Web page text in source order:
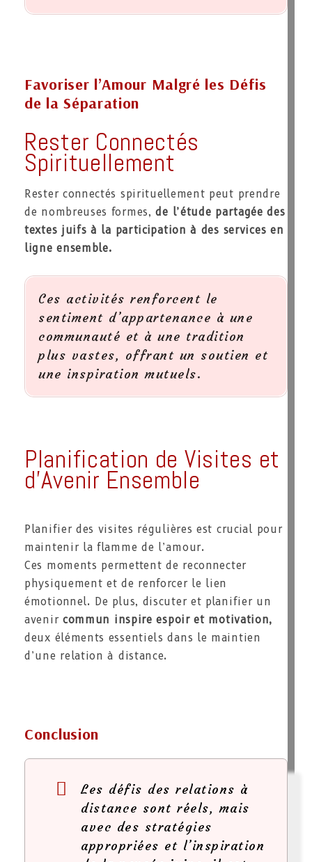
Favoriser l’Amour Malgré les Défis
de la Séparation
Rester Connectés
Spirituellement
Rester connectés spirituellement peut prendre
de nombreuses formes,de l’étude partagée des
textes juifs à la participation à des services en
ligne ensemble.
Ces activités renforcent le
sentiment d’appartenance à une
communauté et à une tradition
plus vastes, offrant un soutien et
une inspiration mutuels.
Planification de Visites et
d’Avenir Ensemble
Planifier des visites régulières est crucial pour
maintenir la flamme de l’amour.
Ces moments permettent de reconnecter
physiquement et de renforcer le lien
émotionnel. De plus, discuter et planifier un
avenir commun inspire espoir et motivation,
deux éléments essentiels dans le maintien
d’une relation à distance.
Conclusion
Les défis des relations à
distance sont réels, mais
avec des stratégies
appropriées et l’inspiration